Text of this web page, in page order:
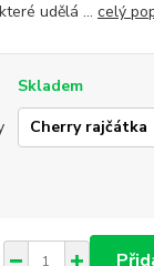
udělá ... celý
Skladem